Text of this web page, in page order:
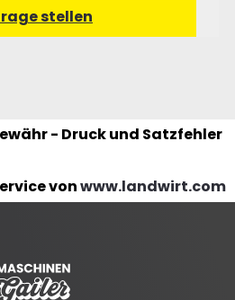
- Druck und Satzfehler
vonwww.landwirt.com